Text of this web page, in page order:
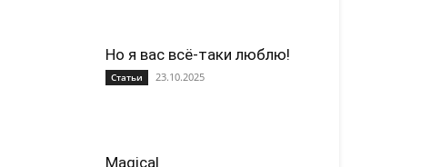
Но я вас всё-таки люблю!
Статьи 23.10.2025
Magical